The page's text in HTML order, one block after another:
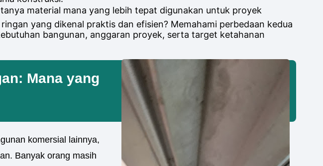
material mana yang lebih tepat digunakan untuk proyek
yang dikenal praktis dan efisien? Memahami perbedaan kedua
bangunan, anggaran proyek, serta target ketahanan
Mana yang
komersial lainnya,
Banyak orang masih